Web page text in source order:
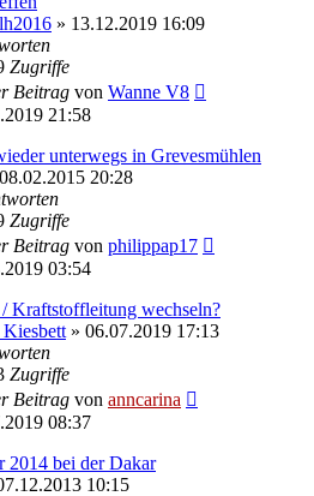
» 13.12.2019 16:09
Zugriffe
Beitrag von Wanne V8
21:58
unterwegs in Grevesmühlen
08.02.2015 20:28
Zugriffe
Beitrag von philippap17
03:54
Kraftstoffleitung wechseln?
» 06.07.2019 17:13
Zugriffe
Beitrag von anncarina
08:37
2014 bei der Dakar
10:15